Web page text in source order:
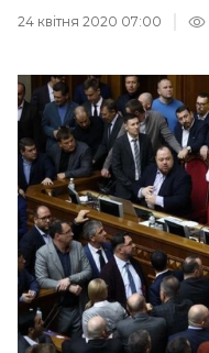
24 квітня 2020 07:00